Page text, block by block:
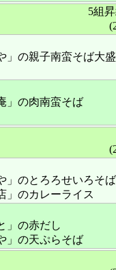
5組
」の親子南蛮そば大盛
」の肉南蛮そば
」のとろろせいろそば
」のカレーライス
」の赤だし
」の天ぷらそば